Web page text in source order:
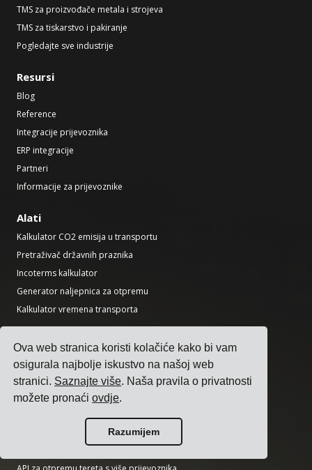
Ova web stranica koristi kolačiće kako bi vam
osigurala najbolje iskustvo na našoj web
stranici. Saznajte više. Naša pravila o privatnosti
možete pronaćiovdje.
Razumijem
TMS za proizvođače metala i strojeva
TMS za tiskarstvo i pakiranje
Pogledajte sve industrije
Resursi
Blog
Reference
Integracije prijevoznika
ERP integracije
Partneri
Informacije za prijevoznike
Alati
Kalkulator CO2 emisija u transportu
Pretraživač državnih praznika
Incoterms kalkulator
Generator naljepnica za otpremu
Kalkulator vremena transporta
Proizvod
Softver za upravljanje prijevozom
Softver za upravljanje cijenama prijevoza
Softver za upravljanje dodatnim naknadama za prijevoz
Softver za upravljanje prijevozom